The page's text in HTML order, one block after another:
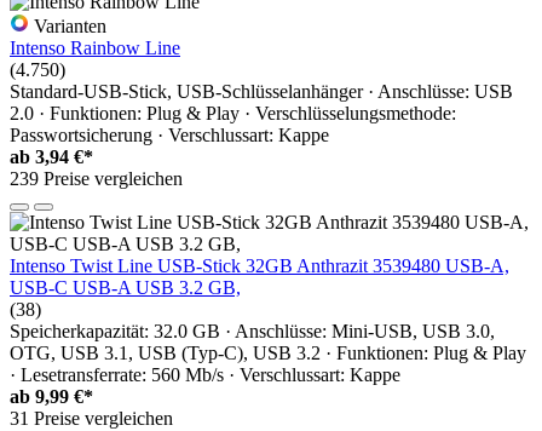
Varianten
Intenso Rainbow Line
(4.750)
Standard-USB-Stick, USB-Schlüsselanhänger · Anschlüsse: USB
2.0 · Funktionen: Plug & Play · Verschlüsselungsmethode:
Passwortsicherung · Verschlussart: Kappe
ab 3,94 €*
239 Preise vergleichen
Intenso Twist Line USB-Stick 32GB Anthrazit 3539480 USB-A,
USB-C USB-A USB 3.2 GB,
(38)
Speicherkapazität: 32.0 GB · Anschlüsse: Mini-USB, USB 3.0,
OTG, USB 3.1, USB (Typ-C), USB 3.2 · Funktionen: Plug & Play
· Lesetransferrate: 560 Mb/s · Verschlussart: Kappe
ab 9,99 €*
31 Preise vergleichen